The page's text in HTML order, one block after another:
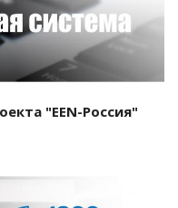
"EEN-Россия"